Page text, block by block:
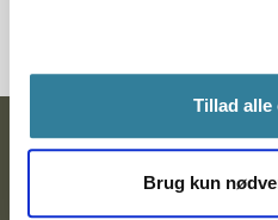
Tillad alle
Brug kun
Ankestyrelsen